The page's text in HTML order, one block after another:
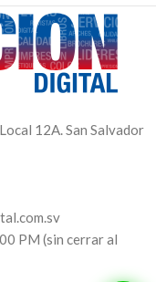
12A. San Salvador
PM (sin cerrar al